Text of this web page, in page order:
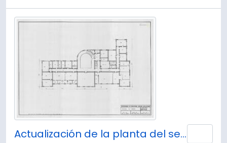
Actualización de la planta del segundo piso de la Facultad de Farmacia. Plano 2 de 4.